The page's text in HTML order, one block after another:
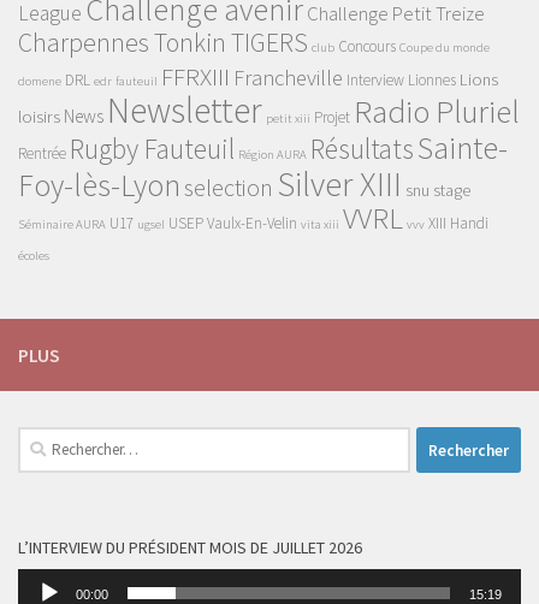
League Challenge avenirChallenge Petit Treize
Charpennes Tonkin TIGERS club Concours Coupe du monde
domene DRL edr fauteuil FFRXIII Francheville Interview Lionnes Lions
loisirs News Newsletter petit xiii Projet Radio Pluriel
Rentrée Rugby Fauteuil Région AURA RésultatsSainte-
Foy-lès-Lyon selection Silver XIII snu stage
Séminaire AURA U17 ugsel USEPVaulx-En-Velin vita xiii VVRL vvv XIII Handi
écoles
PLUS
Rechercher :
L’INTERVIEW DU PRÉSIDENT MOIS DE JUILLET 2026
Lecteur
00:00 15:19